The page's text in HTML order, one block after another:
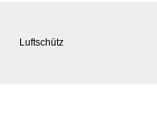
Luftschütz